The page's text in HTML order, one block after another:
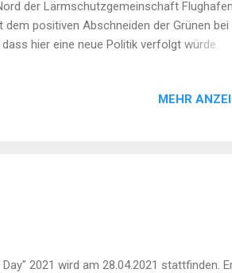
der Lärmschutzgemeinschaft Flughafen
positiven Abschneiden der Grünen bei
hier eine neue Politik verfolgt würde.
viel zu stark. Durch Corona ist dies
MEHR
2021 wird am 28.04.2021 stattfinden.